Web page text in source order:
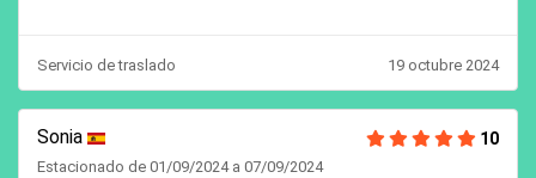
Servicio de traslado 19 octubre 2024
Sonia 10
Estacionado de 01/09/2024 a 07/09/2024